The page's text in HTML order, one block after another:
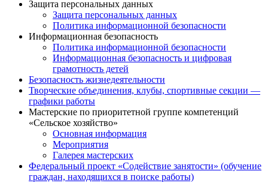
Защита персональных данных
Защита персональных данных
Политика информационной безопасности
Информационная безопасность
Политика информационной безопасности
Информационная безопасность и цифровая
грамотность детей
Безопасность жизнедеятельности
Творческие объединения, клубы, спортивные секции —
графики работы
Мастерские по приоритетной группе компетенций
«Сельское хозяйство»
Основная информация
Мероприятия
Галерея мастерских
Федеральный проект «Содействие занятости» (обучение
граждан, находящихся в поиске работы)